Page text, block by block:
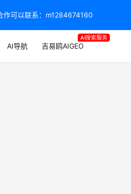
作可以联系：m1284674160
AI导航 吉易鸥AIGEO
AI搜索服务